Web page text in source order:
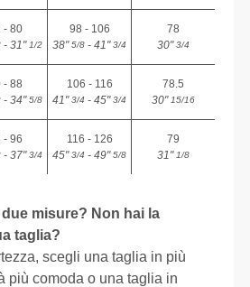
- 80
- 31"1/2
98 - 106
38"5/8 - 41"3/4
78
30"3/4
- 88
- 34"5/8
106 - 116
41"3/4 - 45"3/4
78.5
30"15/16
- 96
- 37"3/4
116 - 126
45"3/4 - 49"5/8
79
31"1/8
misure? Non hai la
taglia?
scegli una taglia in più
più comoda o una taglia in